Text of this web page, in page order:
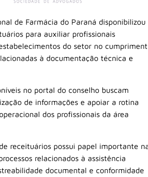
de Farmácia do Paraná disponibilizou
para auxiliar profissionais
do setor no
à documentação técnica e
no portal do conselho buscam
de informações e apoiar a rotina
dos profissionais da área
receituários possui papel importante
relacionados à assistência
documental e conformidade